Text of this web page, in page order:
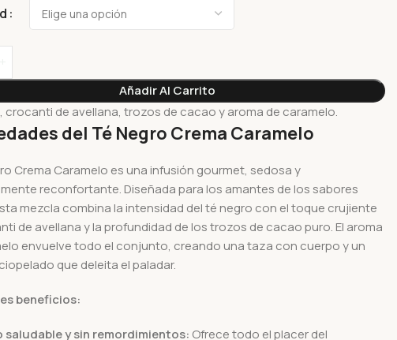
Añadir Al Carrito
crocanti de avellana, trozos de cacao y aroma de caramelo.
del Té Negro Crema Caramelo
Crema Caramelo es una infusión gourmet, sedosa y
reconfortante. Diseñada para los amantes de los sabores
mezcla combina la intensidad del té negro con el toque crujiente
de avellana y la profundidad de los trozos de cacao puro. El aroma
envuelve todo el conjunto, creando una taza con cuerpo y un
que deleita el paladar.
beneficios:
saludable y sin remordimientos: Ofrece todo el placer del